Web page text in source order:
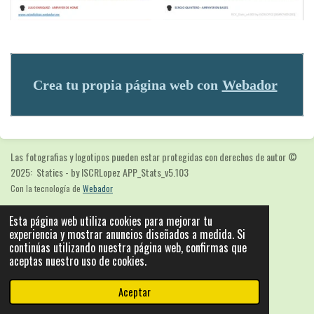
Esta página web utiliza cookies para mejorar tu
experiencia y mostrar anuncios diseñados a medida. Si
continúas utilizando nuestra página web, confirmas que
aceptas nuestro uso de cookies.
Aceptar
Crea tu propia página web con Webador
Las fotografias y logotipos pueden estar protegidas con derechos de autor©
2025: Statics - by ISCRLopez APP_Stats_v5.103
Con la tecnología de Webador